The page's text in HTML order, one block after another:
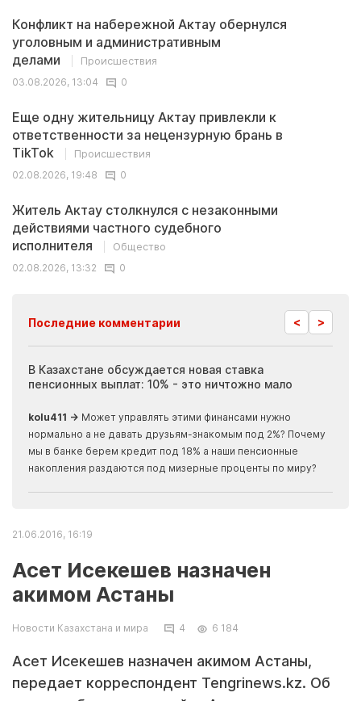
Конфликт на набережной Актау обернулся
уголовным и административным
делами
Происшествия
03.08.2026, 13:04
0
Еще одну жительницу Актау привлекли к
ответственности за нецензурную брань в
TikTok
Происшествия
02.08.2026, 19:48
0
Житель Актау столкнулся с незаконными
действиями частного судебного
исполнителя
Общество
02.08.2026, 13:32
0
Последние комментарии < >
В Казахстане обсуждается новая ставка
пенсионных выплат: 10% - это ничтожно мало
kolu411 → Может управлять этими финансами нужно
нормально а не давать друзьям-знакомым под 2%? Почему
мы в банке берем кредит под 18% а наши пенсионные
накопления раздаются под мизерные проценты по миру?
21.06.2016, 16:19
Асет Исекешев назначен
акимом Астаны
Новости Казахстана и мира 4 6 184
Асет Исекешев назначен акимом Астаны,
передает корреспондент Tengrinews.kz. Об
этом сообщается на сайте Акорды.